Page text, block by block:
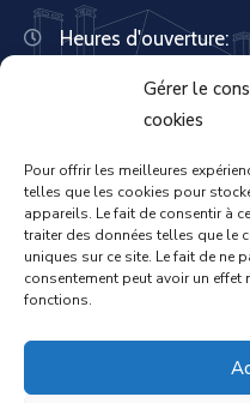
Gérer le
cookies
Pour offrir les meilleures
telles que les cookies pour
appareils. Le fait de consentir à
traiter des données telles que le
uniques sur ce site. Le fait de ne
consentement peut avoir un
fonctions.
Heures d'ouverture:
Mardi : 13:30 – 18:00
Mercredi : 08:30 –
Vendredi : 08:30 –
Samedi : Fermée
Dimanche : Fermée